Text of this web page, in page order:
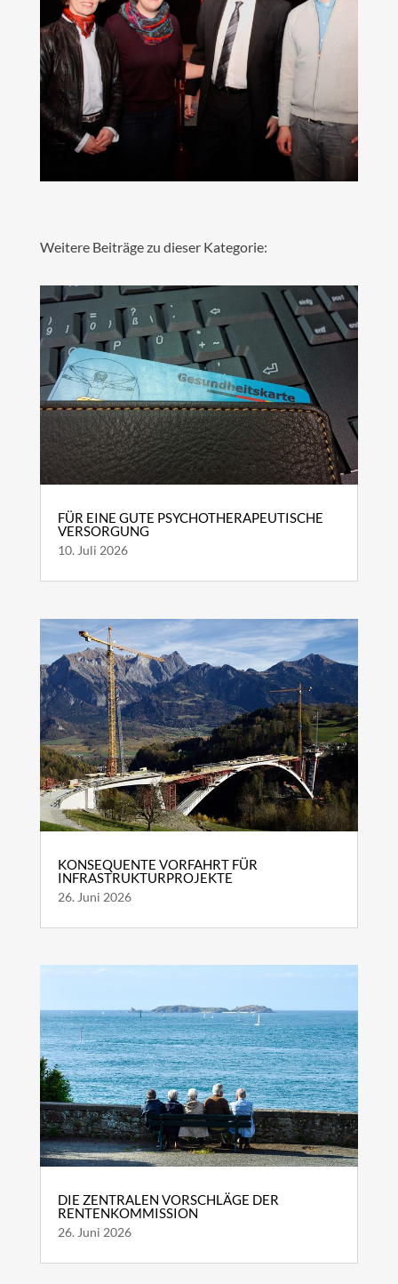
Weitere Beiträge zu dieser Kategorie:
FÜR EINE GUTE PSYCHOTHERAPEUTISCHE
VERSORGUNG
10. Juli 2026
KONSEQUENTE VORFAHRT FÜR
INFRASTRUKTURPROJEKTE
26. Juni 2026
DIE ZENTRALEN VORSCHLÄGE DER
RENTENKOMMISSION
26. Juni 2026